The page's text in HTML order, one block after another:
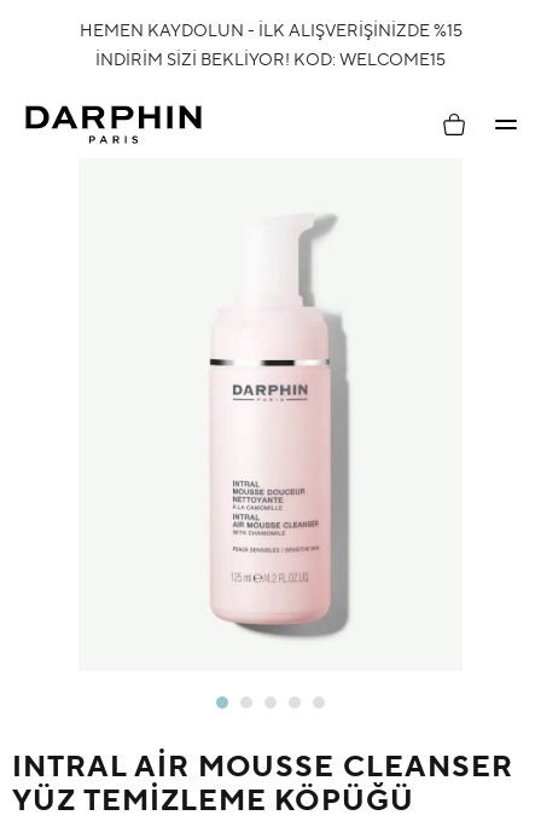
HEMEN KAYDOLUN - İLK ALIŞVERİŞİNİZDE %15
İNDİRİM SİZİ BEKLİYOR! KOD: WELCOME15
Hesabım
INTRAL AIR MOUSSE CLEANSER
YÜZ TEMIZLEME KÖPÜĞÜ